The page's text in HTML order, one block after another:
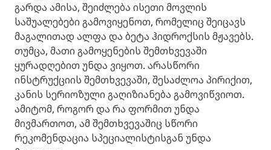
გარდა ამისა, შეიძლება ისეთი მოვლის
საშუალებები გამოვიყენოთ, რომელიც შეიცავს
მაგალითად ალფა და ბეტა ჰიდროქსის მჟავებს.
თუმცა, მათი გამოყენების შემთხვევაში
ყურადღებით უნდა ვიყოთ. არასწორი
ინსტრუქციის შემთხვევაში, შესაძლოა პირიქით,
კანის სერიოზული გაღიზიანება გამოვიწვიოთ.
ამიტომ, როგორ და რა ფორმით უნდა
მივმართოთ, ამ შემთხვევაშიც სწორი
რეკომენდაცია სპეციალისტისგან უნდა